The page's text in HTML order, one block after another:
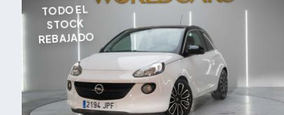
TODO EL
STOCK
REBAJADO